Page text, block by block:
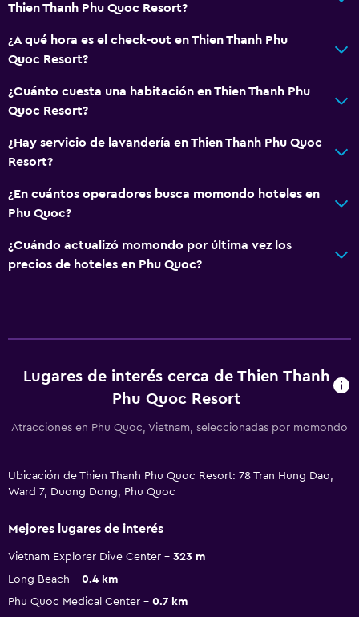
Thien Thanh Phu Quoc Resort?
¿A qué hora es el check-out en Thien Thanh Phu
Quoc Resort?
¿Cuánto cuesta una habitación en Thien Thanh Phu
Quoc Resort?
¿Hay servicio de lavandería en Thien Thanh Phu Quoc
Resort?
¿En cuántos operadores busca momondo hoteles en
Phu Quoc?
¿Cuándo actualizó momondo por última vez los
precios de hoteles en Phu Quoc?
Lugares de interés cerca de Thien Thanh
Phu Quoc Resort
Atracciones en Phu Quoc, Vietnam, seleccionadas por momondo
Ubicación de Thien Thanh Phu Quoc Resort: 78 Tran Hung Dao,
Ward 7, Duong Dong, Phu Quoc
Mejores lugares de interés
Vietnam Explorer Dive Center
323 m
Long Beach
0.4 km
Phu Quoc Medical Center
0.7 km